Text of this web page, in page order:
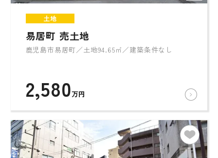
土地
易居町 売土地
鹿児島市易居町／土地94.65㎡／建築条件なし
2,580万円